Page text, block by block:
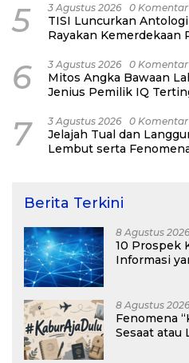
5 3 Agustus 2026 0 Komentar
TISI Luncurkan
Rayakan Kemerdekaan
6 3 Agustus 2026 0 Komentar
Mitos Angka Bawaan
Jenius Pemilik IQ
7 3 Agustus 2026 0 Komentar
Jelajah Tual dan
Lembut serta
Berita Terkini
8 Agustus 2026
10 Prospek
Informasi
8 Agustus 2026
Fenomena
Sesaat atau